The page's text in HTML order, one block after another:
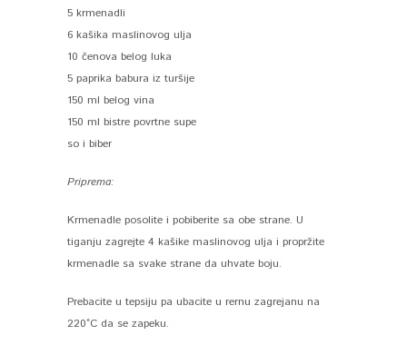
5 krmenadli
6 kašika maslinovog ulja
10 čenova belog luka
5 paprika babura iz turšije
150 ml belog vina
150 ml bistre povrtne supe
so i biber
Priprema:
Krmenadle posolite i pobiberite sa obe strane. U
tiganju zagrejte 4 kašike maslinovog ulja i propržite
krmenadle sa svake strane da uhvate boju.
Prebacite u tepsiju pa ubacite u rernu zagrejanu na
220°C da se zapeku.